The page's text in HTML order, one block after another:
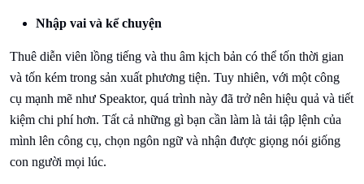
Nhập vai và kể chuyện
Thuê diễn viên lồng tiếng và thu âm kịch bản có thể tốn thời gian
và tốn kém trong sản xuất phương tiện. Tuy nhiên, với một công
cụ mạnh mẽ như Speaktor, quá trình này đã trở nên hiệu quả và tiết
kiệm chi phí hơn. Tất cả những gì bạn cần làm là tải tập lệnh của
mình lên công cụ, chọn ngôn ngữ và nhận được giọng nói giống
con người mọi lúc.